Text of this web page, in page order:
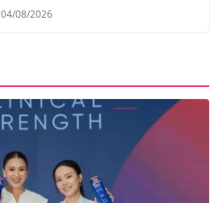
04/08/2026